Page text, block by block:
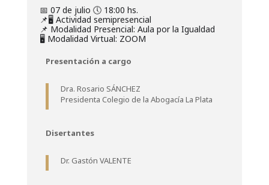
📅 07 de julio 🕔 18:00 hs.
📌🖥️ Actividad semipresencial
📌 Modalidad Presencial: Aula por la Igualdad
🖥️ Modalidad Virtual: ZOOM
Presentación a cargo
Dra. Rosario SÁNCHEZ
Presidenta Colegio de la Abogacía La Plata
Disertantes
Dr. Gastón VALENTE